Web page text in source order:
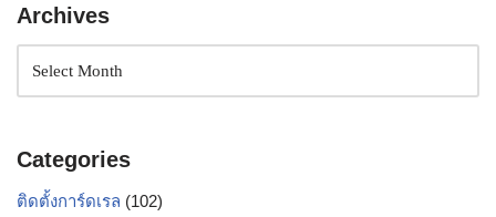
Archives
Categories
ติดตั้งการ์ดเรล (102)